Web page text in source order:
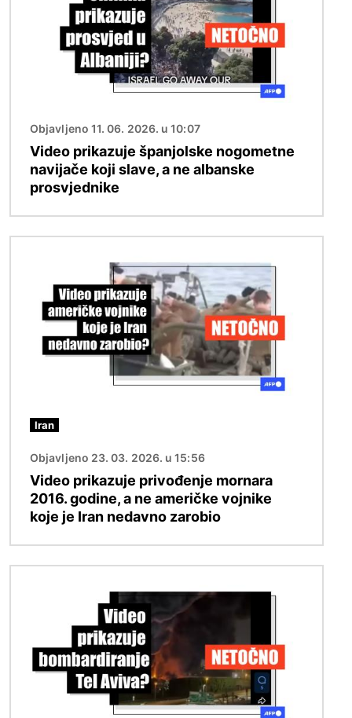
Objavljeno 11. 06. 2026. u 10:07
Video prikazuje španjolske nogometne
navijače koji slave, a ne albanske
prosvjednike
Iran
Objavljeno 23. 03. 2026. u 15:56
Video prikazuje privođenje mornara
2016. godine, a ne američke vojnike
koje je Iran nedavno zarobio